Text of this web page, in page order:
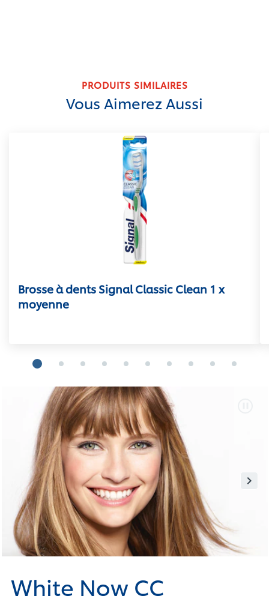
PRODUITS SIMILAIRES
Vous Aimerez Aussi
Brosse à dents Signal Classic Clean 1 x
moyenne
White Now CC